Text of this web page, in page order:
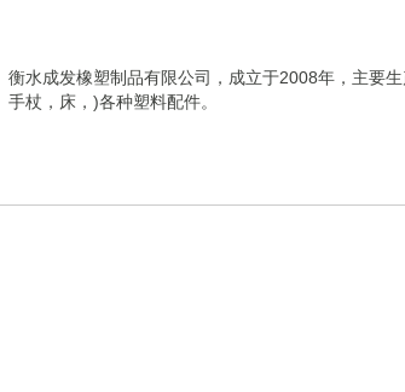
衡水成发橡塑制品有限公司，成立于2008年，主要
手杖，床，)各种塑料配件。